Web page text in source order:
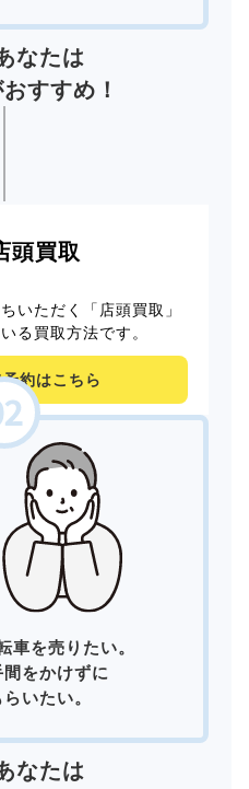
なたは
すすめ！
頭買取
いただく「店頭買取」
る買取方法です。
約はこちら
車を売りたい。
をかけずに
いたい。
なたは